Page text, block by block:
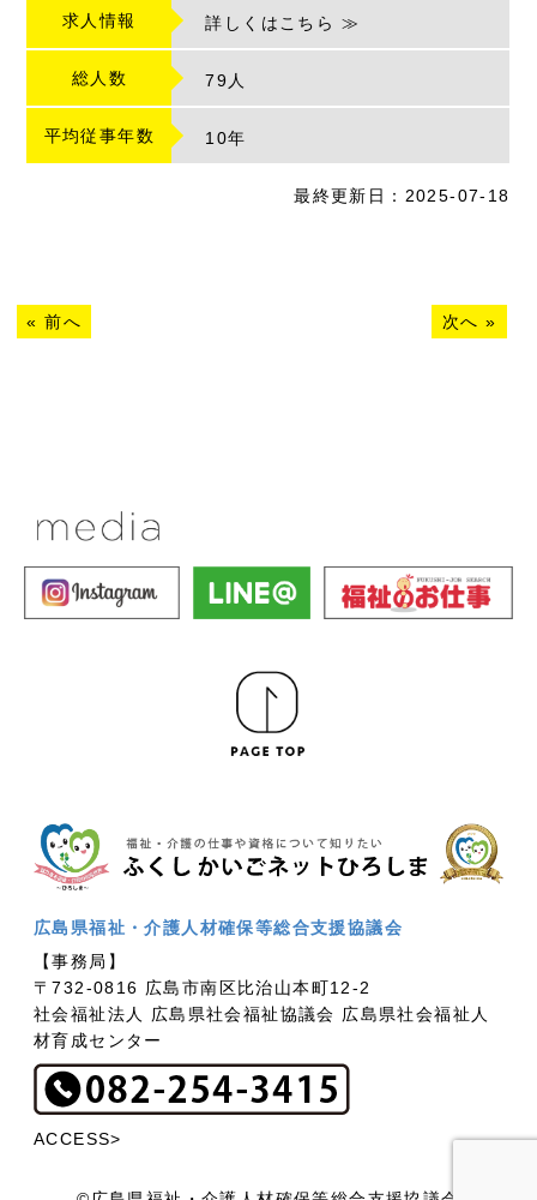
求人情報 詳しくはこちら ≫
総人数 79人
平均従事年数 10年
最終更新日：2025-07-18
«前へ 次へ »
広島県福祉・介護人材確保等総合支援協議会
【事務局】
〒732-0816 広島市南区比治山本町12-2
社会福祉法人 広島県社会福祉協議会 広島県社会福祉人
材育成センター
ACCESS>